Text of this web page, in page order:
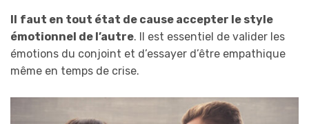
Il faut en tout état de cause accepter le style
émotionnel de l’autre. Il est essentiel de valider les
émotions du conjoint et d’essayer d’être empathique
même en temps de crise.